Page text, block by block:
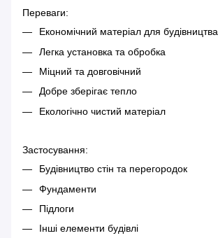
Переваги:
Економічний матеріал для будівництва
Легка установка та обробка
Міцний та довговічний
Добре зберігає тепло
Екологічно чистий матеріал
Застосування:
Будівництво стін та перегородок
Фундаменти
Підлоги
Інші елементи будівлі